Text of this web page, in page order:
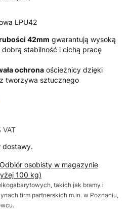
LPU42
42mm gwarantują wysoką
stabilność i cichą pracę
ochrona ościeżnicy dzięki
tworzywa sztucznego
VAT
dostawy.
osobisty w magazynie
100 kg)
takich jak bramy i
firm partnerskich m.in. w Poznaniu,